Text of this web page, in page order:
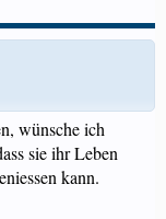
wünsche ich
sie ihr Leben
kann.